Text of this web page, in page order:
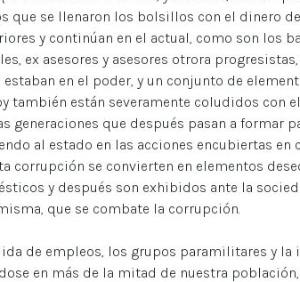
que se llenaron los bolsillos con el dinero
y continúan en el actual, como son los
ex asesores y asesores otrora
en el poder, y un conjunto de
también están severamente coludidos con
generaciones que después pasan a formar
al estado en las acciones encubiertas en
corrupción se convierten en elementos
y después son exhibidos ante la
que se combate la corrupción.
de empleos, los grupos paramilitares y la
en más de la mitad de nuestra